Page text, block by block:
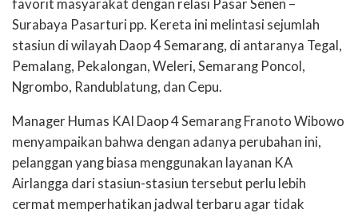
favorit masyarakat dengan relasi Pasar Senen –
Surabaya Pasarturi pp. Kereta ini melintasi sejumlah
stasiun di wilayah Daop 4 Semarang, di antaranya Tegal,
Pemalang, Pekalongan, Weleri, Semarang Poncol,
Ngrombo, Randublatung, dan Cepu.
Manager Humas KAI Daop 4 Semarang Franoto Wibowo
menyampaikan bahwa dengan adanya perubahan ini,
pelanggan yang biasa menggunakan layanan KA
Airlangga dari stasiun-stasiun tersebut perlu lebih
cermat memperhatikan jadwal terbaru agar tidak